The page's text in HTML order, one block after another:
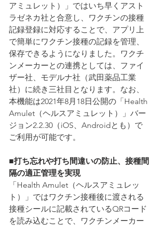
アミュレット）」ではいち早くアスト
ラゼネカ社と合意し、ワクチンの接種
記録登録に対応することで、アプリ上
で簡単にワクチン接種の記録を管理、
保存できるようになりました。ワクチ
ンメーカーとの連携としては、ファイ
ザー社、モデルナ社（武田薬品工業
社）に続き三社目となります。なお、
本機能は2021年8月18日公開の「Health
Amulet（ヘルスアミュレット）」バー
ジョン2.2.30（iOS、Androidとも）で
ご利用が可能です。
■打ち忘れや打ち間違いの防止、接種間
隔の適正管理を実現
「Health Amulet（ヘルスアミュレッ
ト）」ではワクチン接種後に渡される
接種シールに記載されているQRコード
を読み込むことで、ワクチンメーカー